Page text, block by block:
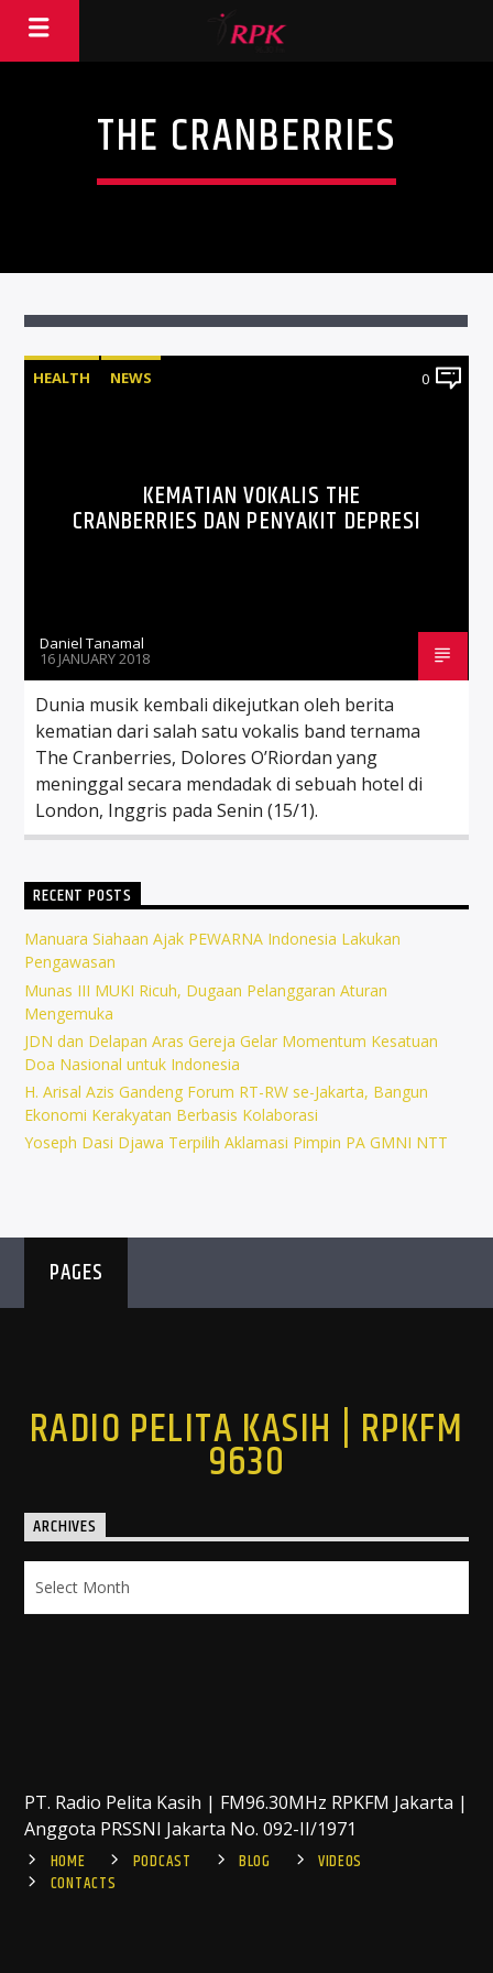
THE CRANBERRIES
HEALTH NEWS 0
KEMATIAN VOKALIS THE
CRANBERRIES DAN PENYAKIT DEPRESI
Daniel Tanamal
16 JANUARY 2018
Dunia musik kembali dikejutkan oleh berita
kematian dari salah satu vokalis band ternama
The Cranberries, Dolores O’Riordan yang
meninggal secara mendadak di sebuah hotel di
London, Inggris pada Senin (15/1).
RECENT POSTS
Manuara Siahaan Ajak PEWARNA Indonesia Lakukan
Pengawasan
Munas III MUKI Ricuh, Dugaan Pelanggaran Aturan
Mengemuka
JDN dan Delapan Aras Gereja Gelar Momentum Kesatuan
Doa Nasional untuk Indonesia
H. Arisal Azis Gandeng Forum RT-RW se-Jakarta, Bangun
Ekonomi Kerakyatan Berbasis Kolaborasi
Yoseph Dasi Djawa Terpilih Aklamasi Pimpin PA GMNI NTT
PAGES
RADIO PELITA KASIH | RPKFM
9630
ARCHIVES
PT. Radio Pelita Kasih | FM96.30MHz RPKFM Jakarta |
Anggota PRSSNI Jakarta No. 092-II/1971
HOME
PODCAST BLOG
VIDEOS
CONTACTS